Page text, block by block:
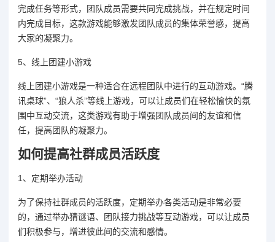
完成任务等形式，团队成员需要共同完成挑战，并在规定时间
内完成目标，这款游戏能够激发团队成员的集体荣誉感，提高
大家的凝聚力。
5、线上团建小游戏
线上团建小游戏是一种适合在远程团队中进行的互动游戏。“腾
讯桌球”、“狼人杀”等线上游戏，可以让成员们在轻松愉快的氛
围中互动交流，这类游戏有助于增强团队成员间的友谊和信
任，提高团队的凝聚力。
如何提高社群成员活跃度
1、定期举办活动
为了保持社群成员的活跃度，定期举办各类活动是非常必要
的，通过举办猜谜语、团队接力挑战等互动游戏，可以让成员
们积极参与，增进彼此间的交流和感情。